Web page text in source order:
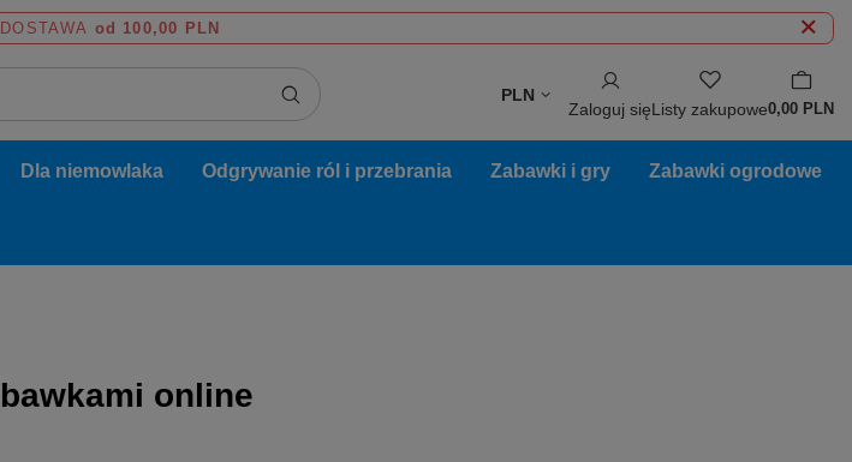
od 100,00 PLN
PLN
Zaloguj sięListy zakupowe0,00 PLN
Dla niemowlaka Odgrywanie ról i przebrania Zabawki i gry Zabawki ogrodowe
online